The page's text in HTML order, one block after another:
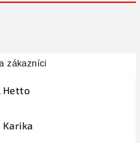
Hetto
obchodu je 5 z 5 hviezdičiek.
obchodu je 5 z 5 hviezdičiek.